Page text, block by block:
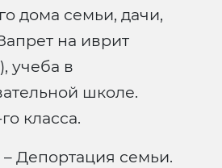
дома семьи, дачи,
на иврит
учеба в
школе.
класса.
– Депортация семьи.